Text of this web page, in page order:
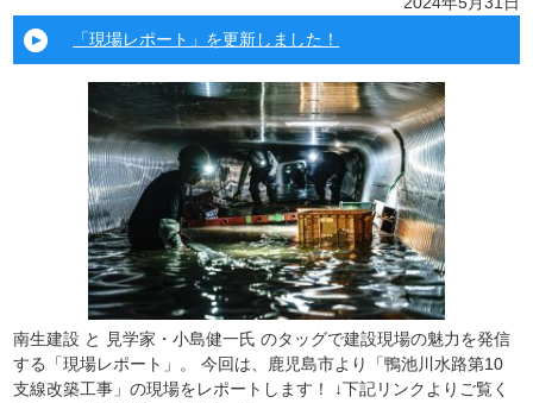
「現場レポート」を更新しました！
南生建設 と 見学家・小島健一氏 のタッグで建設現場の魅力を発信
する「現場レポート」。 今回は、鹿児島市より「鴨池川水路第10
支線改築工事」の現場をレポートします！ ↓下記リンクよりご覧く